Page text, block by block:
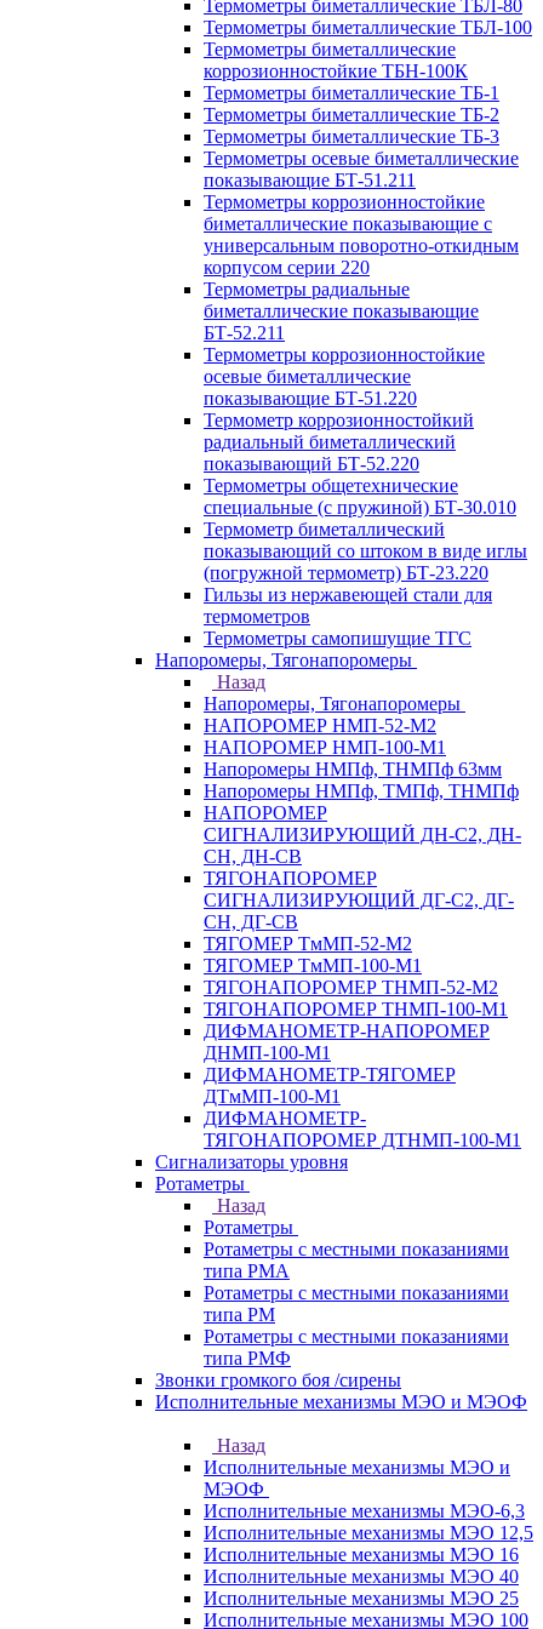
Термометры биметаллические ТБЛ-80
Термометры биметаллические ТБЛ-100
Термометры биметаллические
коррозионностойкие ТБН-100К
Термометры биметаллические ТБ-1
Термометры биметаллические ТБ-2
Термометры биметаллические ТБ-3
Термометры осевые биметаллические
показывающие БТ-51.211
Термометры коррозионностойкие
биметаллические показывающие с
универсальным поворотно-откидным
корпусом серии 220
Термометры радиальные
биметаллические показывающие
БТ-52.211
Термометры коррозионностойкие
осевые биметаллические
показывающие БТ-51.220
Термометр коррозионностойкий
радиальный биметаллический
показывающий БТ-52.220
Термометры общетехнические
специальные (с пружиной) БТ-30.010
Термометр биметаллический
показывающий со штоком в виде иглы
(погружной термометр) БТ-23.220
Гильзы из нержавеющей стали для
термометров
Термометры самопишущие ТГС
Напоромеры, Тягонапоромеры
Назад
Напоромеры, Тягонапоромеры
НАПОРОМЕР НМП-52-М2
НАПОРОМЕР НМП-100-М1
Напоромеры НМПф, ТНМПф 63мм
Напоромеры НМПф, ТМПф, ТНМПф
НАПОРОМЕР
СИГНАЛИЗИРУЮЩИЙ ДН-С2, ДН-
СН, ДН-СВ
ТЯГОНАПОРОМЕР
СИГНАЛИЗИРУЮЩИЙ ДГ-С2, ДГ-
СН, ДГ-СВ
ТЯГОМЕР ТмМП-52-М2
ТЯГОМЕР ТмМП-100-М1
ТЯГОНАПОРОМЕР ТНМП-52-М2
ТЯГОНАПОРОМЕР ТНМП-100-М1
ДИФМАНОМЕТР-НАПОРОМЕР
ДНМП-100-М1
ДИФМАНОМЕТР-ТЯГОМЕР
ДТмМП-100-М1
ДИФМАНОМЕТР-
ТЯГОНАПОРОМЕР ДТНМП-100-М1
Сигнализаторы уровня
Ротаметры
Назад
Ротаметры
Ротаметры с местными показаниями
типа РМА
Ротаметры с местными показаниями
типа РМ
Ротаметры с местными показаниями
типа РМФ
Звонки громкого боя /сирены
Исполнительные механизмы МЭО и МЭОФ
Назад
Исполнительные механизмы МЭО и
МЭОФ
Исполнительные механизмы МЭО-6,3
Исполнительные механизмы МЭО 12,5
Исполнительные механизмы МЭО 16
Исполнительные механизмы МЭО 40
Исполнительные механизмы МЭО 25
Исполнительные механизмы МЭО 100